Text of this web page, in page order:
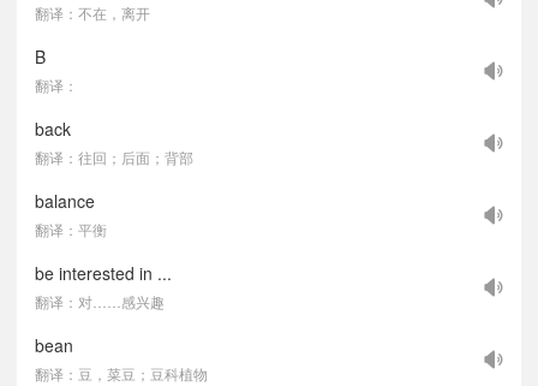
翻译：不在，离开
B
翻译：
back
翻译：往回；后面；背部
balance
翻译：平衡
be interested in ...
翻译：对……感兴趣
bean
翻译：豆，菜豆；豆科植物